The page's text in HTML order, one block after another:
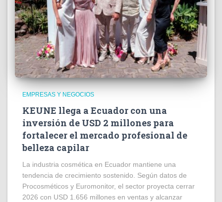
EMPRESAS Y NEGOCIOS
KEUNE llega a Ecuador con una
inversión de USD 2 millones para
fortalecer el mercado profesional de
belleza capilar
La industria cosmética en Ecuador mantiene una
tendencia de crecimiento sostenido. Según datos de
Procosméticos y Euromonitor, el sector proyecta cerrar
2026 con USD 1.656 millones en ventas y alcanzar